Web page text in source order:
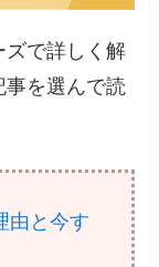
ズで詳しく解
事を選んで読
由と今す